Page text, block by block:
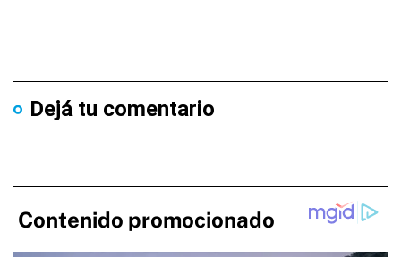
Dejá tu comentario